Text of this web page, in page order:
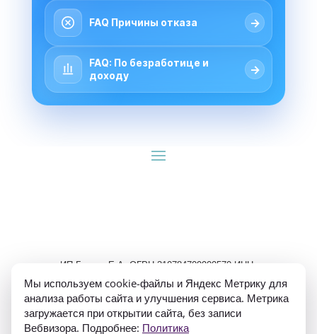
FAQ Причины отказа →
FAQ: По безработице и
доходу
→
ИП Гуляев Е.А. ОГРН 310784709900570 ИНН
Мы используем cookie-файлы и Яндекс Метрику для
анализа работы сайта и улучшения сервиса. Метрика
загружается при открытии сайта, без записи
Вебвизора. Подробнее: Политика